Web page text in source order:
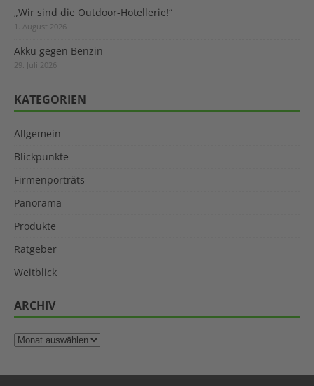
„Wir sind die Outdoor-Hotellerie!“
1. August 2026
Akku gegen Benzin
29. Juli 2026
KATEGORIEN
Allgemein
Blickpunkte
Firmenporträts
Panorama
Produkte
Ratgeber
Weitblick
ARCHIV